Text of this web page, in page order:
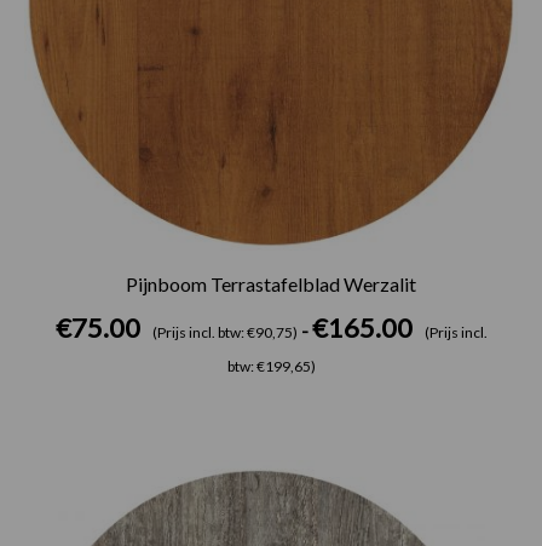
Pijnboom Terrastafelblad Werzalit
€75.00 (Prijs incl. btw: €90,75) - €165.00
(Prijs incl.
btw: €199,65)
€75.00
tot
€165.00